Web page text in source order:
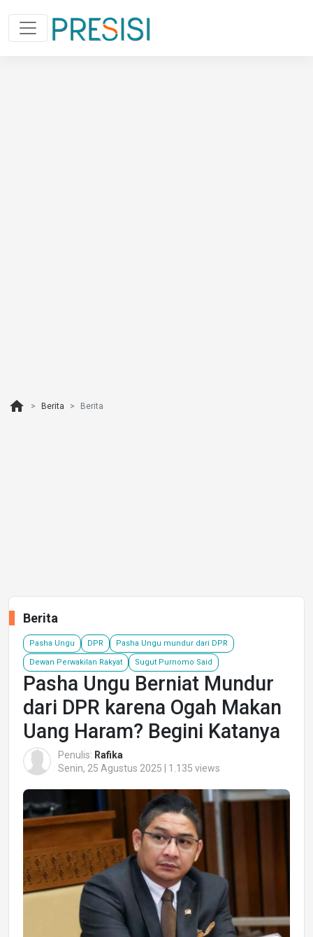
home Berita Berita
Berita
Pasha Ungu DPR Pasha Ungu mundur dari DPR
Dewan Perwakilan Rakyat Sugut Purnomo Said
Pasha Ungu Berniat Mundur
dari DPR karena Ogah Makan
Uang Haram? Begini Katanya
Penulis: Rafika
Senin, 25 Agustus 2025 | 1.135 views